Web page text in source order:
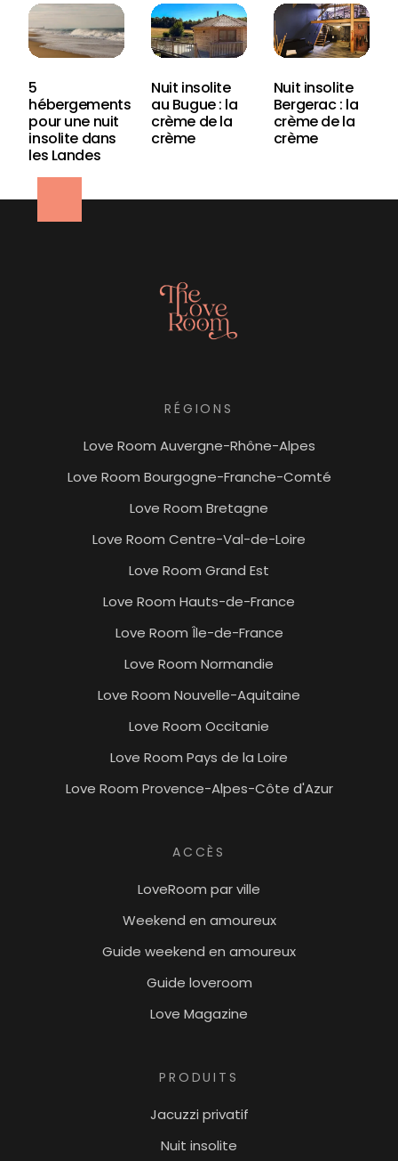
5
hébergements
pour une nuit
insolite dans
les Landes
Nuit insolite
au Bugue : la
crème de la
crème
Nuit insolite
Bergerac : la
crème de la
crème
RÉGIONS
Love Room Auvergne-Rhône-Alpes
Love Room Bourgogne-Franche-Comté
Love Room Bretagne
Love Room Centre-Val-de-Loire
Love Room Grand Est
Love Room Hauts-de-France
Love Room Île-de-France
Love Room Normandie
Love Room Nouvelle-Aquitaine
Love Room Occitanie
Love Room Pays de la Loire
Love Room Provence-Alpes-Côte d'Azur
ACCÈS
LoveRoom par ville
Weekend en amoureux
Guide weekend en amoureux
Guide loveroom
Love Magazine
PRODUITS
Jacuzzi privatif
Nuit insolite